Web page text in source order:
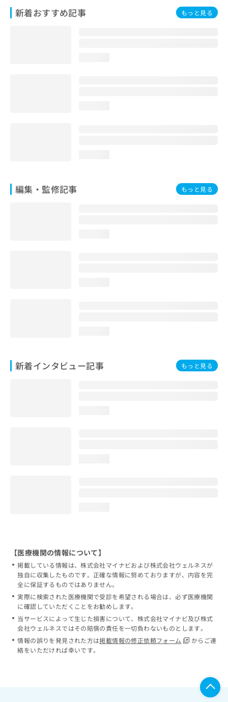
新着おすすめ記事 もっと見る
編集・監修記事 もっと見る
新着インタビュー記事 もっと見る
お
問
【医療機関の情報について】
掲載している情報は、株式会社マイナビおよび株式会社ウェルネスが
独自に収集したものです。正確な情報に努めておりますが、内容を完
全に保証するものではありません。
実際に検索された医療機関で受診を希望される場合は、必ず医療機関
に確認していただくことをお勧めします。
当サービスによって生じた損害について、株式会社マイナビ及び株式
会社ウェルネスではその賠償の責任を一切負わないものとします。
情報の誤りを発見された方は掲載情報の修正依頼フォーム
からご連
絡をいただければ幸いです。